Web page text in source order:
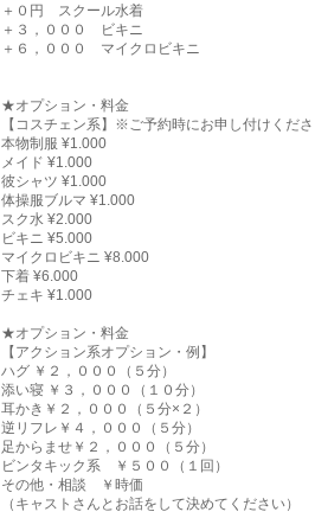
＋０円 スクール水着
＋３，０００ ビキニ
＋６，０００ マイクロビキニ
★オプション・料金
【コスチェン系】※ご予約時にお申し付けくだ
本物制服 ¥1.000
メイド ¥1.000
彼シャツ ¥1.000
体操服ブルマ ¥1.000
スク水 ¥2.000
ビキニ ¥5.000
マイクロビキニ ¥8.000
下着 ¥6.000
チェキ ¥1.000
★オプション・料金
【アクション系オプション・例】
ハグ ￥２，０００（５分）
添い寝 ￥３，０００（１０分）
耳かき￥２，０００（５分×２）
逆リフレ￥４，０００（５分）
足からませ￥２，０００（５分）
ビンタキック系 ￥５００（１回）
その他・相談 ￥時価
（キャストさんとお話をして決めてください）